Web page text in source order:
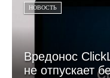
НОВОСТЬ
Вредонос
не отпускает